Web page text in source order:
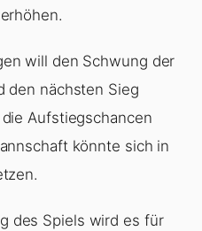
will den Schwung der
den nächsten Sieg
Aufstiegschancen
könnte sich in
des Spiels wird es für